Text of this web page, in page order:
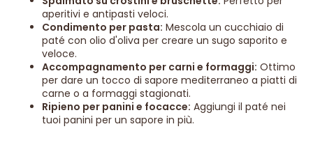
aperitivi e antipasti veloci.
Condimento per pasta: Mescola un cucchiaio di
paté con olio d'oliva per creare un sugo saporito e
veloce.
Accompagnamento per carni e formaggi: Ottimo
per dare un tocco di sapore mediterraneo a piatti di
carne o a formaggi stagionati.
Ripieno per panini e focacce: Aggiungi il paté nei
tuoi panini per un sapore in più.